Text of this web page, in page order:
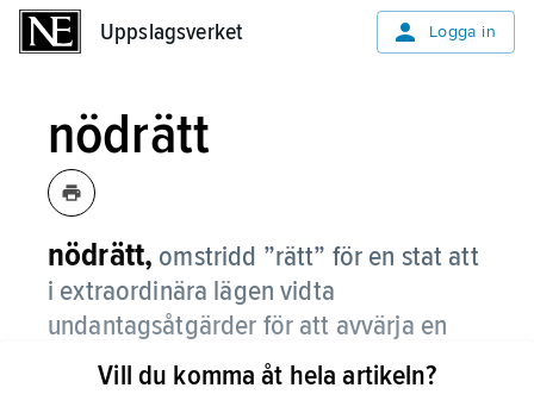
Uppslagsverket Logga in
nödrätt
nödrätt, omstridd ”rätt” för en stat att
i extraordinära lägen vidta
undantagsåtgärder för att avvärja en
överhängande fara, hotande nationens
existens, t.ex. genom att förfoga över
Vill du komma åt hela artikeln?